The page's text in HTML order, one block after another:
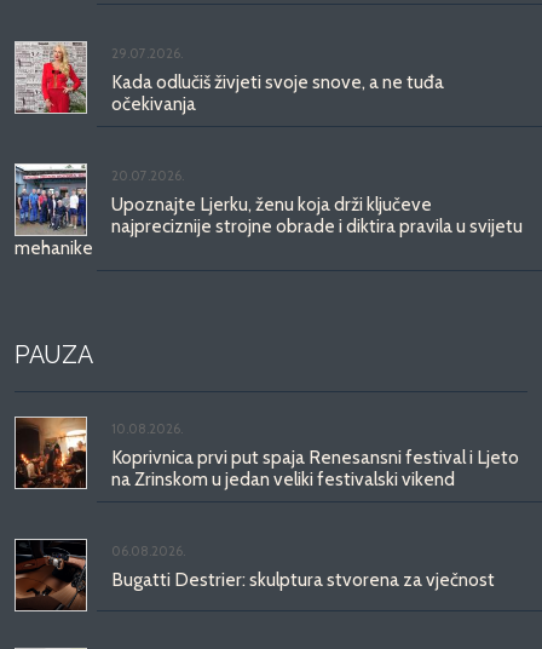
29.07.2026.
Kada odlučiš živjeti svoje snove, a ne tuđa
očekivanja
20.07.2026.
Upoznajte Ljerku, ženu koja drži ključeve
najpreciznije strojne obrade i diktira pravila u svijetu
mehanike
PAUZA
10.08.2026.
Koprivnica prvi put spaja Renesansni festival i Ljeto
na Zrinskom u jedan veliki festivalski vikend
06.08.2026.
Bugatti Destrier: skulptura stvorena za vječnost